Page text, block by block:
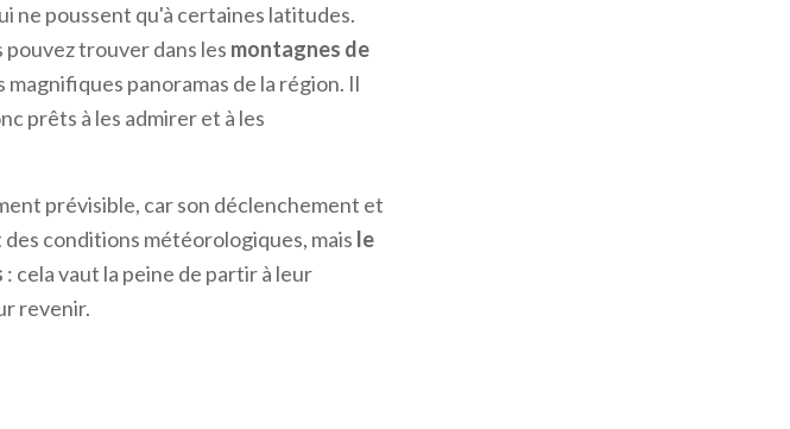
ne poussent qu'à certaines latitudes.
pouvez trouver dans les montagnes de
panoramas de la région. Il
prêts à les admirer et à les
prévisible, car son déclenchement et
conditions météorologiques, mais le
: cela vaut la peine de partir à leur
revenir.